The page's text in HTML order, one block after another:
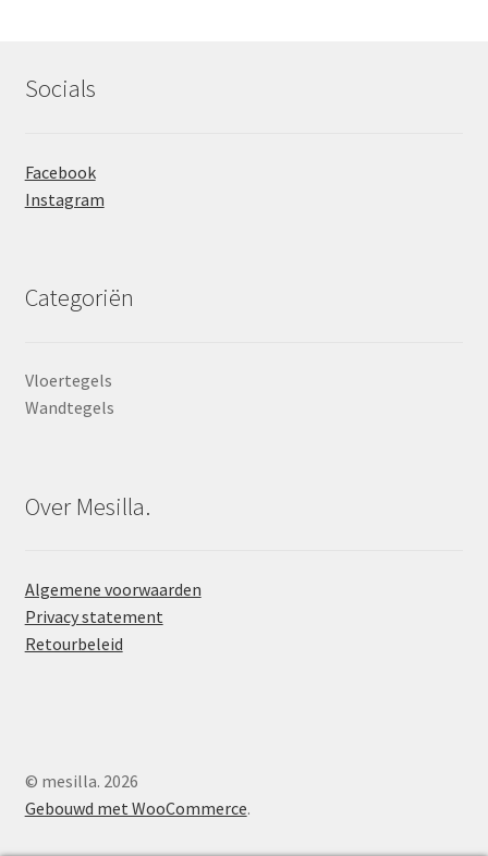
Socials
Facebook
Instagram
Categoriën
Vloertegels
Wandtegels
Over Mesilla.
Algemene voorwaarden
Privacy statement
Retourbeleid
© mesilla. 2026
Gebouwd met WooCommerce.